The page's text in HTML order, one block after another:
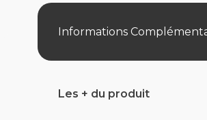
Informations
Les + du produit